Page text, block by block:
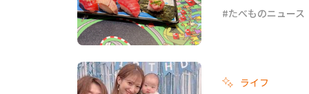
たべものニュース
ライフ